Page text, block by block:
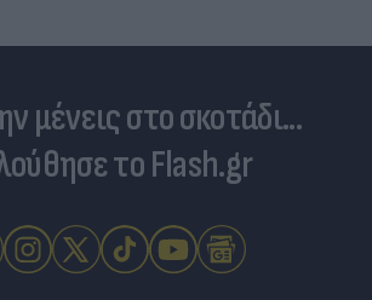
μένεις στο σκοτάδι...
το Flash.gr